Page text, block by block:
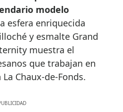
modelo
esfera enriquecida
y esmalte Grand
muestra el
que trabajan en
Chaux-de-Fonds.